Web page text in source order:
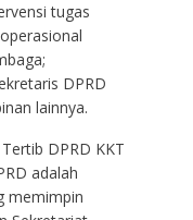
tugas
DPRD
lainnya.
DPRD KKT
adalah
memimpin